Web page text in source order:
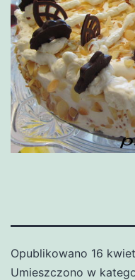
Opublikowano 16
Umieszczono w